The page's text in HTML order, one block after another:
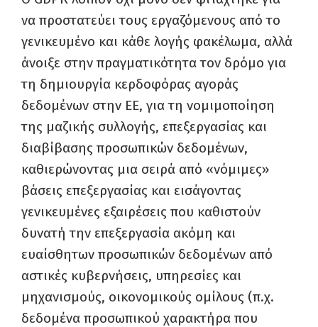
να προστατεύει τους εργαζόμενους από το
γενικευμένο και κάθε λογής φακέλωμα, αλλά
άνοιξε στην πραγματικότητα τον δρόμο για
τη δημιουργία κερδοφόρας αγοράς
δεδομένων στην ΕΕ, για τη νομιμοποίηση
της μαζικής συλλογής, επεξεργασίας και
διαβίβασης προσωπικών δεδομένων,
καθιερώνοντας μια σειρά από «νόμιμες»
βάσεις επεξεργασίας και εισάγοντας
γενικευμένες εξαιρέσεις που καθιστούν
δυνατή την επεξεργασία ακόμη και
ευαίσθητων προσωπικών δεδομένων από
αστικές κυβερνήσεις, υπηρεσίες και
μηχανισμούς, οικονομικούς ομίλους (π.χ.
δεδομένα προσωπικού χαρακτήρα που